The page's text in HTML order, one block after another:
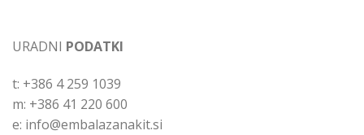
URADNI PODATKI
t: +386 4 259 1039
m: +386 41 220 600
e: info@embalazanakit.si